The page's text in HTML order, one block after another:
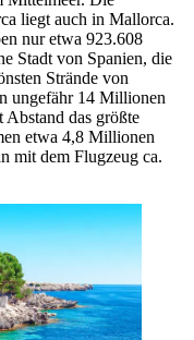
liegt auch in Mallorca.
nur etwa 923.608
Stadt von Spanien, die
Strände von
ungefähr 14 Millionen
das größte
etwa 4,8 Millionen
mit dem Flugzeug ca.